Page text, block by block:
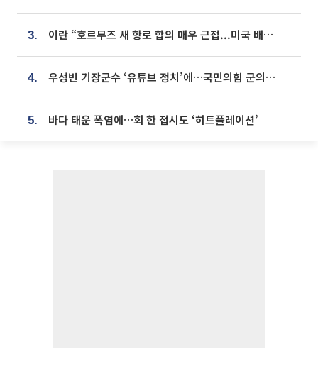
3. 이란 “호르무즈 새 항로 합의 매우 근접...미국 배상 먼저”
4. 우성빈 기장군수 ‘유튜브 정치’에…국민의힘 군의원들 집단 반발
5. 바다 태운 폭염에…회 한 접시도 ‘히트플레이션’